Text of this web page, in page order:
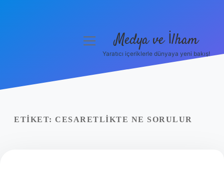
Yasal Uyarı
menüyüMedya ve İlham
Yaratıcı içeriklerle dünyaya yeni bakış!
ETIKET: CESARETLIKTE NE SORULUR